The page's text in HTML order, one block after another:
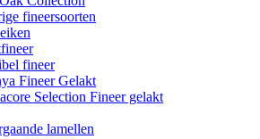
fineersoorten
fineer
Fineer Gelakt
Selection Fineer gelakt
lamellen